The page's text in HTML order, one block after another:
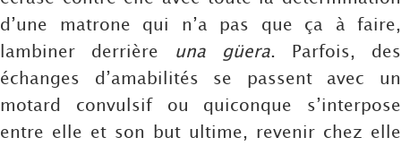
d’une matrone qui n’a pas que ça à faire,
lambiner derrière una güera. Parfois, des
échanges d’amabilités se passent avec un
motard convulsif ou quiconque s’interpose
entre elle et son but ultime, revenir chez elle